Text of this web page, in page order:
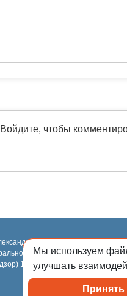
Войдите, чтобы
2018-2026.
службой по надзору в
13.03.2023 за
Мы используем
улучшать
Принять